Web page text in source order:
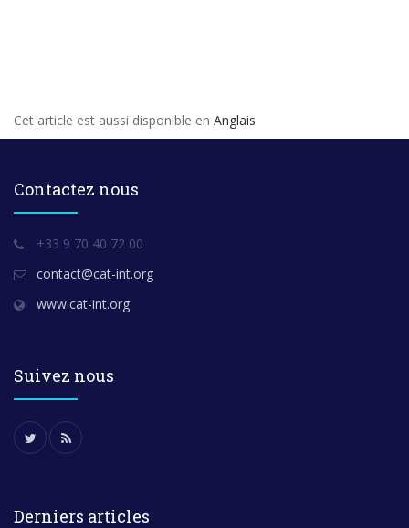
Cet article est aussi disponible en Anglais
Contactez nous
+33 9 70 40 72 00
contact@cat-int.org
www.cat-int.org
Suivez nous
Derniers articles